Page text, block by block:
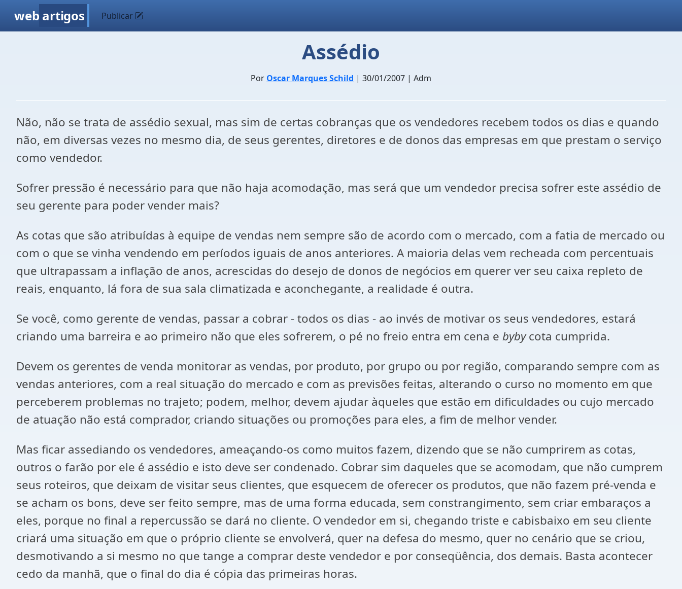
web artigos Publicar
Assédio
Por Oscar Marques Schild | 30/01/2007 | Adm
Não, não se trata de assédio sexual, mas sim de certas cobranças que os vendedores recebem todos os dias e quando
não, em diversas vezes no mesmo dia, de seus gerentes, diretores e de donos das empresas em que prestam o serviço
como vendedor.
Sofrer pressão é necessário para que não haja acomodação, mas será que um vendedor precisa sofrer este assédio de
seu gerente para poder vender mais?
As cotas que são atribuídas à equipe de vendas nem sempre são de acordo com o mercado, com a fatia de mercado ou
com o que se vinha vendendo em períodos iguais de anos anteriores. A maioria delas vem recheada com percentuais
que ultrapassam a inflação de anos, acrescidas do desejo de donos de negócios em querer ver seu caixa repleto de
reais, enquanto, lá fora de sua sala climatizada e aconchegante, a realidade é outra.
Se você, como gerente de vendas, passar a cobrar - todos os dias - ao invés de motivar os seus vendedores, estará
criando uma barreira e ao primeiro não que eles sofrerem, o pé no freio entra em cena e bybycota cumprida.
Devem os gerentes de venda monitorar as vendas, por produto, por grupo ou por região, comparando sempre com as
vendas anteriores, com a real situação do mercado e com as previsões feitas, alterando o curso no momento em que
perceberem problemas no trajeto; podem, melhor, devem ajudar àqueles que estão em dificuldades ou cujo mercado
de atuação não está comprador, criando situações ou promoções para eles, a fim de melhor vender.
Mas ficar assediando os vendedores, ameaçando-os como muitos fazem, dizendo que se não cumprirem as cotas,
outros o farão por ele é assédio e isto deve ser condenado. Cobrar sim daqueles que se acomodam, que não cumprem
seus roteiros, que deixam de visitar seus clientes, que esquecem de oferecer os produtos, que não fazem pré-venda e
se acham os bons, deve ser feito sempre, mas de uma forma educada, sem constrangimento, sem criar embaraços a
eles, porque no final a repercussão se dará no cliente. O vendedor em si, chegando triste e cabisbaixo em seu cliente
criará uma situação em que o próprio cliente se envolverá, quer na defesa do mesmo, quer no cenário que se criou,
desmotivando a si mesmo no que tange a comprar deste vendedor e por conseqüência, dos demais. Basta acontecer
cedo da manhã, que o final do dia é cópia das primeiras horas.